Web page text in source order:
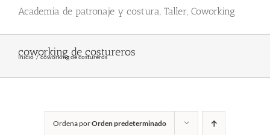
Academia de patronaje y costura, Taller, Coworking
coworking de costureros
Inicio coworking de costureros
Ordena porOrden predeterminado